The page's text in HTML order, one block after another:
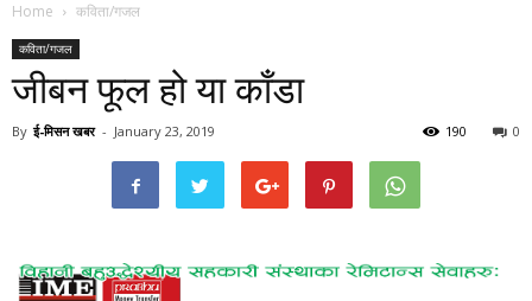
Home कविता/गजल
कविता/गजल
जीबन फूल हो या काँडा
By ई-मिसन खबर - January 23, 2019 0
190